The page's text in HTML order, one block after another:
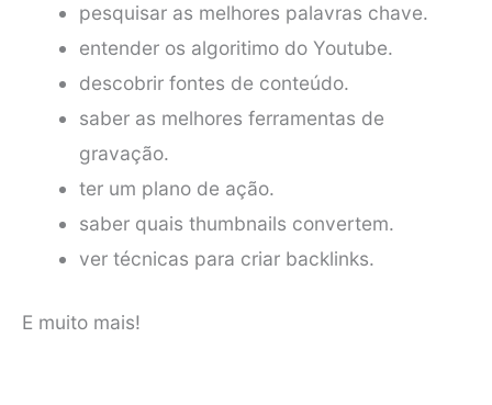
pesquisar as melhores palavras chave.
entender os algoritimo do Youtube.
descobrir fontes de conteúdo.
saber as melhores ferramentas de
gravação.
ter um plano de ação.
saber quais thumbnails convertem.
ver técnicas para criar backlinks.
E muito mais!